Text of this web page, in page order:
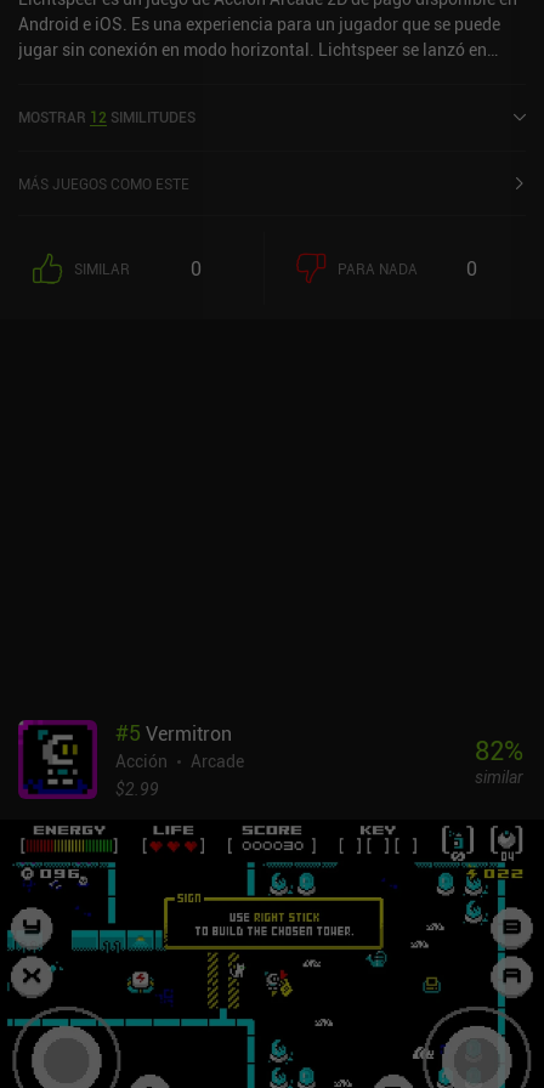
Android e iOS. Es una experiencia para un jugador que se puede
jugar sin conexión en modo horizontal. Lichtspeer se lanzó en
MOSTRAR 12 SIMILITUDES
MÁS JUEGOS COMO ESTE
SIMILAR 0 PARA NADA 0
#5 Vermitron
Acción
Arcade
$2.99
82%
similar